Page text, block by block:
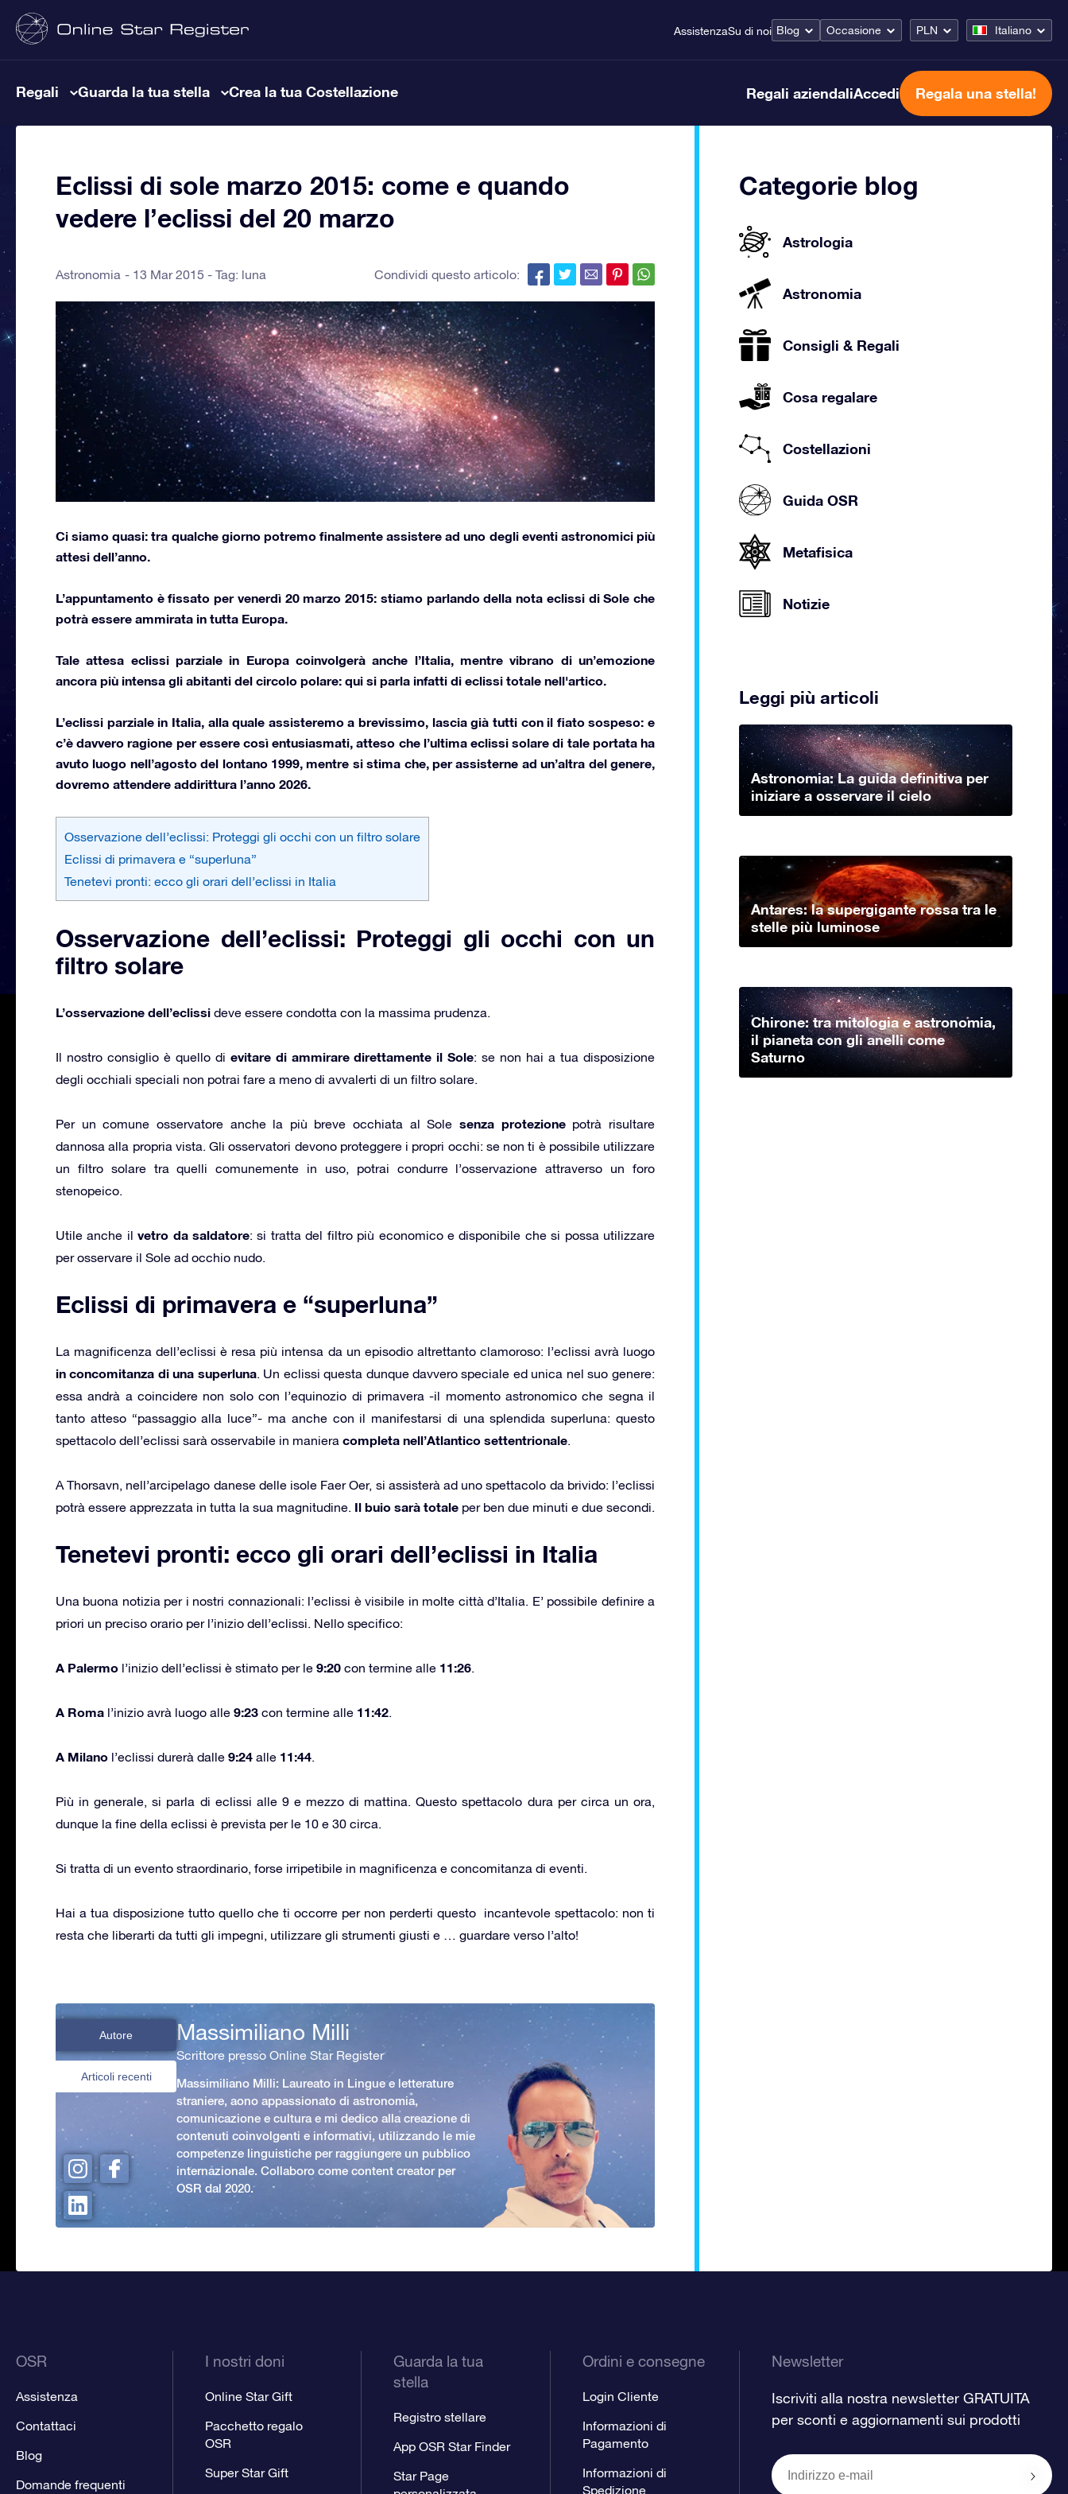
AssistenzaSu di noi Blog Occasione PLN Italiano
Regali Guarda la tua stella Crea la tua Costellazione Regali aziendaliAccedi Regala una stella!
Eclissi di sole marzo 2015: come e quando
vedere l’eclissi del 20 marzo
Astronomia 13 Mar 2015 - Tag: luna Condividi questo articolo:
Ci siamo quasi: tra qualche giorno potremo finalmente assistere ad uno degli eventi astronomici più
attesi dell’anno.
L’appuntamento è fissato pervenerdì 20 marzo 2015: stiamo parlando della nota eclissi di Sole che
potrà essere ammirata in tutta Europa.
Tale attesa eclissi parziale in Europa coinvolgerà anche l’Italia, mentre vibrano di un’emozione
ancora più intensa gli abitanti del circolo polare: qui si parla infatti di eclissi totale nell'artico.
L’eclissi parziale in Italia, alla quale assisteremo a brevissimo, lascia già tutti con il fiato sospeso: e
c’è davvero ragione per essere così entusiasmati, atteso che l’ultima eclissi solare di tale portata ha
avuto luogo nell’agosto del lontano 1999, mentre si stima che, per assisterne ad un’altra del genere,
dovremo attendere addirittura l’anno 2026.
Osservazione dell’eclissi: Proteggi gli occhi con un filtro solare
Eclissi di primavera e “superluna”
Tenetevi pronti: ecco gli orari dell’eclissi in Italia
Osservazione dell’eclissi: Proteggi gli occhi con un
filtro solare
L’osservazione dell’eclissi deve essere condotta con la massima prudenza.
Il nostro consiglio è quello di evitare di ammirare direttamente il Sole: se non hai a tua disposizione
degli occhiali speciali non potrai fare a meno di avvalerti di un filtro solare.
Per un comune osservatore anche la più breve occhiata al Sole senza protezionepotrà risultare
dannosa alla propria vista. Gli osservatori devono proteggere i propri occhi: se non ti è possibile utilizzare
un filtro solare tra quelli comunemente in uso, potrai condurre l’osservazione attraverso un foro
stenopeico.
Utile anche ilvetro da saldatore: si tratta del filtro più economico e disponibile che si possa utilizzare
per osservare il Sole ad occhio nudo.
Eclissi di primavera e “superluna”
La magnificenza dell’eclissi è resa più intensa da un episodio altrettanto clamoroso: l’eclissi avrà luogo
in concomitanza di una superluna. Un eclissi questa dunque davvero speciale ed unica nel suo genere:
essa andrà a coincidere non solo con l’equinozio di primavera -il momento astronomico che segna il
tanto atteso “passaggio alla luce”- ma anche con il manifestarsi di una splendida superluna: questo
spettacolo dell’eclissi sarà osservabile in maniera completa nell’Atlantico settentrionale.
A Thorsavn, nell’arcipelago danese delle isole Faer Oer, si assisterà ad uno spettacolo da brivido: l’eclissi
potrà essere apprezzata in tutta la sua magnitudine. Il buio sarà totale per ben due minuti e due secondi.
Tenetevi pronti: ecco gli orari dell’eclissi in Italia
Una buona notizia per i nostri connazionali: l’eclissi è visibile in molte città d’Italia. E’ possibile definire a
priori un preciso orario per l’inizio dell’eclissi. Nello specifico:
A Palermo l’inizio dell’eclissi è stimato per le 9:20 con termine alle 11:26.
A Roma l’inizio avrà luogo alle 9:23 con termine alle 11:42.
A Milano l’eclissi durerà dalle 9:24 alle 11:44.
Più in generale, si parla di eclissi alle 9 e mezzo di mattina. Questo spettacolo dura per circa un ora,
dunque la fine della eclissi è prevista per le 10 e 30 circa.
Si tratta di un evento straordinario, forse irripetibile in magnificenza e concomitanza di eventi.
Hai a tua disposizione tutto quello che ti occorre per non perderti questo incantevole spettacolo: non ti
resta che liberarti da tutti gli impegni, utilizzare gli strumenti giusti e … guardare verso l’alto!
Autore
Articoli recenti
Massimiliano Milli
Scrittore presso Online Star Register
Massimiliano Milli: Laureato in Lingue e letterature
straniere, aono appassionato di astronomia,
comunicazione e cultura e mi dedico alla creazione di
contenuti coinvolgenti e informativi, utilizzando le mie
competenze linguistiche per raggiungere un pubblico
internazionale. Collaboro come content creator per
OSR dal 2020.
Categorie blog
Astrologia
Astronomia
Consigli & Regali
Cosa regalare
Costellazioni
Guida OSR
Metafisica
Notizie
Leggi più articoli
Astronomia: La guida definitiva per
iniziare a osservare il cielo
Antares: la supergigante rossa tra le
stelle più luminose
Chirone: tra mitologia e astronomia,
il pianeta con gli anelli come
Saturno
OSR
Assistenza
Contattaci
Blog
Domande frequenti
I nostri doni
Online Star Gift
Pacchetto regalo
OSR
Super Star Gift
Guarda la tua
stella
Registro stellare
App OSR Star Finder
Star Page
Ordini e consegne
Login Cliente
Informazioni di
Pagamento
Informazioni di
Spedizione
Newsletter
Iscriviti alla nostra newsletter GRATUITA
per sconti e aggiornamenti sui prodotti